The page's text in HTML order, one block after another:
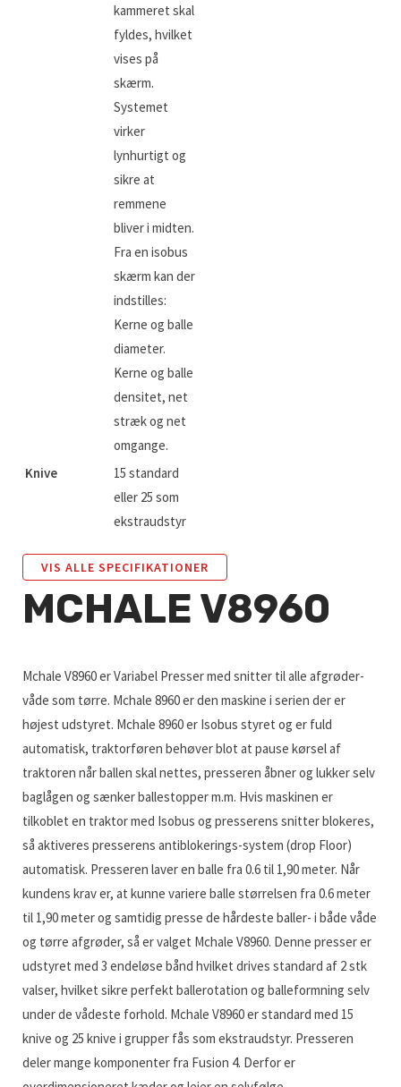
kammeret skal
fyldes, hvilket
vises på
skærm.
Systemet
virker
lynhurtigt og
sikre at
remmene
bliver i midten.
Fra en isobus
skærm kan der
indstilles:
Kerne og balle
diameter.
Kerne og balle
densitet, net
stræk og net
omgange.
Knive
15 standard
eller 25 som
ekstraudstyr
VIS ALLE SPECIFIKATIONER
MCHALE V8960
Mchale V8960 er Variabel Presser med snitter til alle afgrøder-
våde som tørre. Mchale 8960 er den maskine i serien der er
højest udstyret. Mchale 8960 er Isobus styret og er fuld
automatisk, traktorføren behøver blot at pause kørsel af
traktoren når ballen skal nettes, presseren åbner og lukker selv
baglågen og sænker ballestopper m.m. Hvis maskinen er
tilkoblet en traktor med Isobus og presserens snitter blokeres,
så aktiveres presserens antiblokerings-system (drop Floor)
automatisk. Presseren laver en balle fra 0.6 til 1,90 meter. Når
kundens krav er, at kunne variere balle størrelsen fra 0.6 meter
til 1,90 meter og samtidig presse de hårdeste baller- i både våde
og tørre afgrøder, så er valget Mchale V8960. Denne presser er
udstyret med 3 endeløse bånd hvilket drives standard af 2 stk
valser, hvilket sikre perfekt ballerotation og balleformning selv
under de vådeste forhold. Mchale V8960 er standard med 15
knive og 25 knive i grupper fås som ekstraudstyr. Presseren
deler mange komponenter fra Fusion 4. Derfor er